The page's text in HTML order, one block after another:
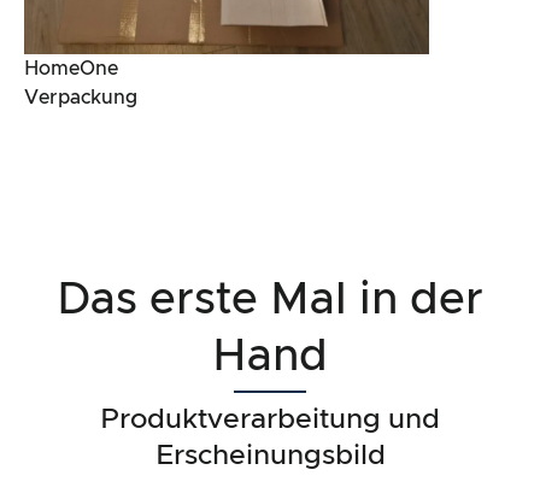
HomeOne
Verpackung
Das erste Mal in der
Hand
Produktverarbeitung und
Erscheinungsbild